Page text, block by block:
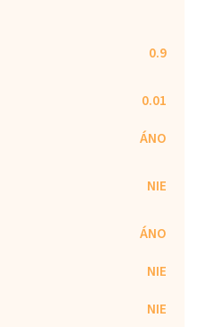
0.9
0.01
ÁNO
NIE
ÁNO
NIE
NIE